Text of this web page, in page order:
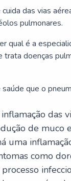
das vias
pulmonares.
qual é a
trata doenças
que o
das
de muco
uma
como